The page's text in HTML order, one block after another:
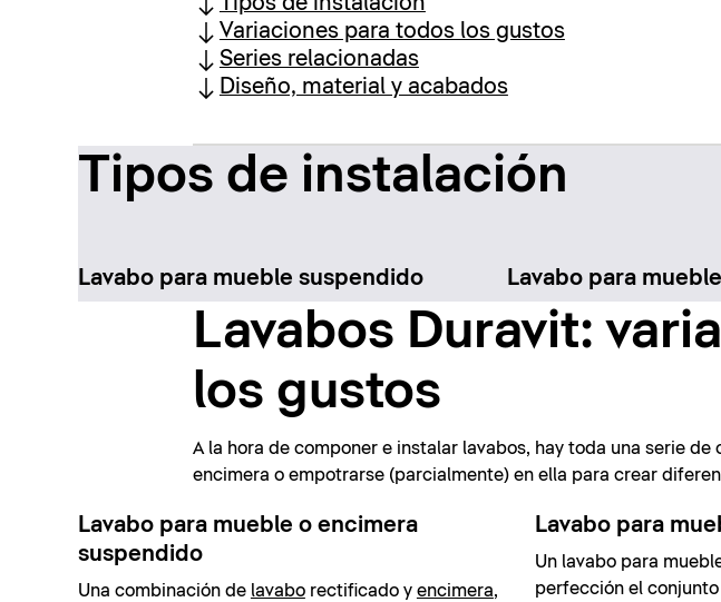
Variaciones para todos los gustos
Series relacionadas
Diseño, material y acabados
Tipos de instalación
Lavabo para mueble suspendido Lavabo para
Lavabos Duravit:
los gustos
A la hora de componer e instalar lavabos, hay toda una serie
encimera o empotrarse (parcialmente) en ella para crear
Lavabo para mueble o encimera
suspendido
Una combinación de lavaborectificado y encimera,
Lavabo para
Un lavabo para
perfección el